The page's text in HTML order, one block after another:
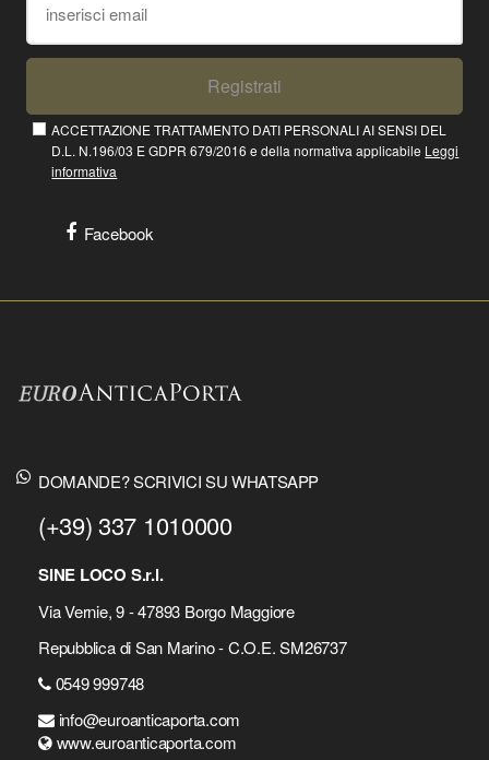
Registrati
ACCETTAZIONE TRATTAMENTO DATI PERSONALI AI SENSI DEL
D.L. N.196/03 E GDPR 679/2016 e della normativa applicabile Leggi
informativa
Facebook
DOMANDE? SCRIVICI SU WHATSAPP
(+39) 337 1010000
SINE LOCO S.r.l.
Via Vernie, 9 - 47893 Borgo Maggiore
Repubblica di San Marino - C.O.E. SM26737
0549 999748
info@euroanticaporta.com
www.euroanticaporta.com